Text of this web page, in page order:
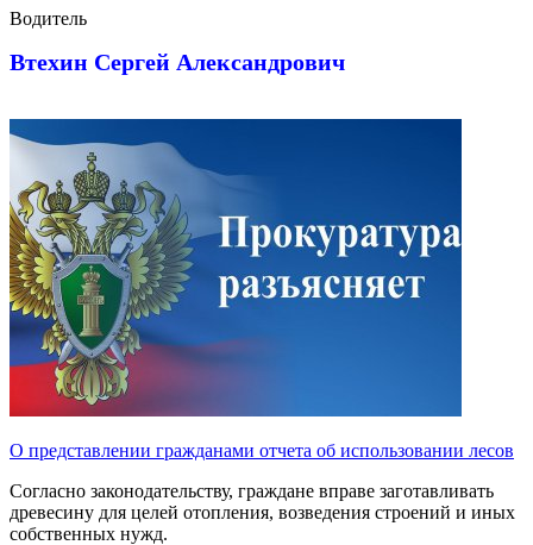
Водитель
Втехин Сергей Александрович
О представлении гражданами отчета об использовании лесов
Согласно законодательству, граждане вправе заготавливать
древесину для целей отопления, возведения строений и иных
собственных нужд.